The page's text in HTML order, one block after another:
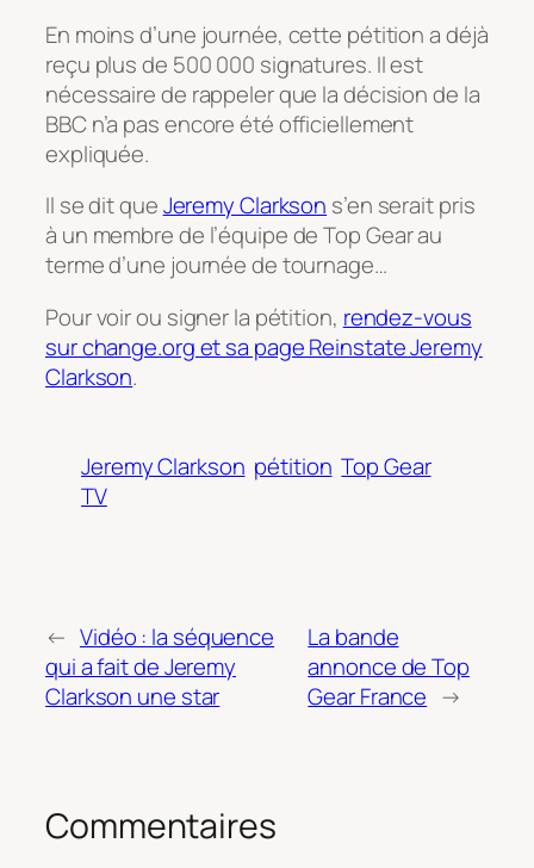
En moins d’une journée, cette pétition a déjà
reçu plus de 500 000 signatures. Il est
nécessaire de rappeler que la décision de la
BBC n’a pas encore été officiellement
expliquée.
Il se dit queJeremy Clarkson s’en serait pris
à un membre de l’équipe de Top Gear au
terme d’une journée de tournage…
Pour voir ou signer la pétition, rendez-vous
sur change.org et sa page Reinstate Jeremy
Clarkson.
Jeremy Clarkson pétition Top Gear
TV
← Vidéo : la séquence
qui a fait de Jeremy
Clarkson une star
La bande
annonce de Top
Gear France →
Commentaires